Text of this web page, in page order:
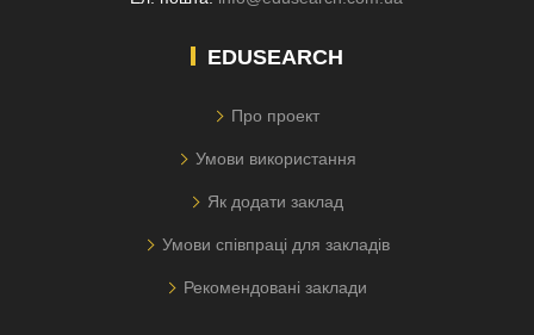
EDUSEARCH
Про проект
Умови використання
Як додати заклад
Умови співпраці для закладів
Рекомендовані заклади